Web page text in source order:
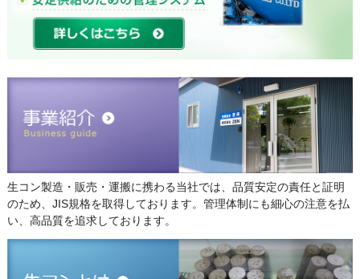
生コン製造・販売・運搬に携わる当社では、品質安定の責任と証明
のため、JIS規格を取得しております。管理体制にも細心の注意を払
い、高品質を追求しております。